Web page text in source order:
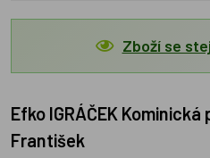
Zboží se
Efko IGRÁČEK Kominická pohádka - Kominík
František